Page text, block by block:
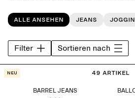
einfaches Design aus, bei dem
vielseitiges Styling im Vordergrund
Alle ansehen Jeans
Filter Sortieren nach
49 Artikel
Neu
BARREL JEANS